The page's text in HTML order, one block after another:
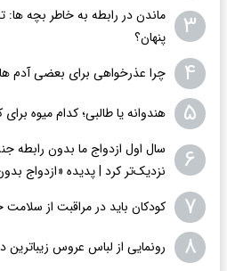
۳
ماندن در رابطه به خاطر بچه
پنهان؟
۴ چرا عذرخواهی برای بعضی آدم
۵ هندوانه یا طالبی؛ کدام‌ میوه
۶
سال اول ازدواج ما بدون رابطه
نزدیک‌تر کرد | پدیده «ازدواج
۷ کودکان باید در مراقبت از
۸ رونمایی از لباس عروس